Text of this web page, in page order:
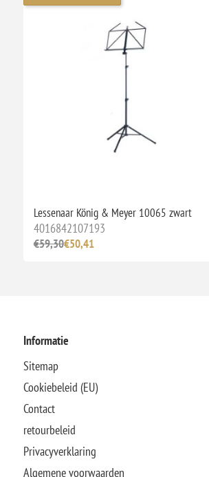
Lessenaar König & Meyer 10065 zwart
4016842107193
€59,30€50,41
Informatie
Sitemap
Cookiebeleid (EU)
Contact
retourbeleid
Privacyverklaring
Algemene voorwaarden